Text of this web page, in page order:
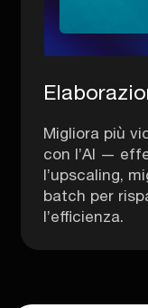
Migliora più
con l’AI —
l’upscaling,
batch per
l’efficienza.